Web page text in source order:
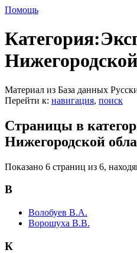
Помощь
Материал из База данных
Перейти к: навигация, поиск
Страницы в
Нижегородской
Показано 6 страниц из 6,
В
Волобуев В.А.
Ворошуха В.В.
К